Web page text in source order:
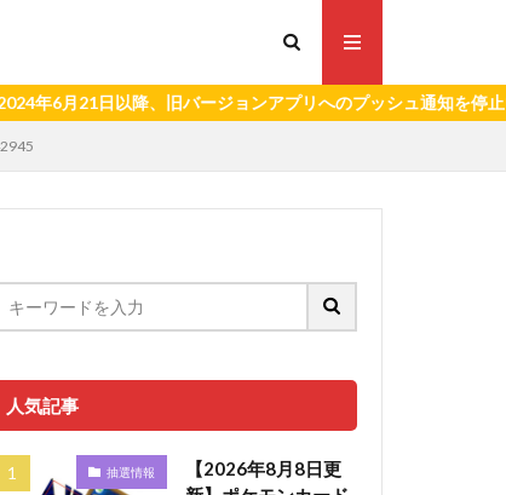
以降、旧バージョンアプリへのプッシュ通知を停止いたしま
人気記事
抽選情報
【2026年8月8日更